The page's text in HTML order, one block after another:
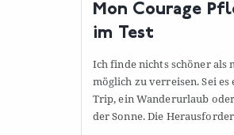
Mon Courage
im Test
Ich finde nichts schöner als
möglich zu verreisen. Sei
Trip, ein Wanderurlaub
der Sonne. Die